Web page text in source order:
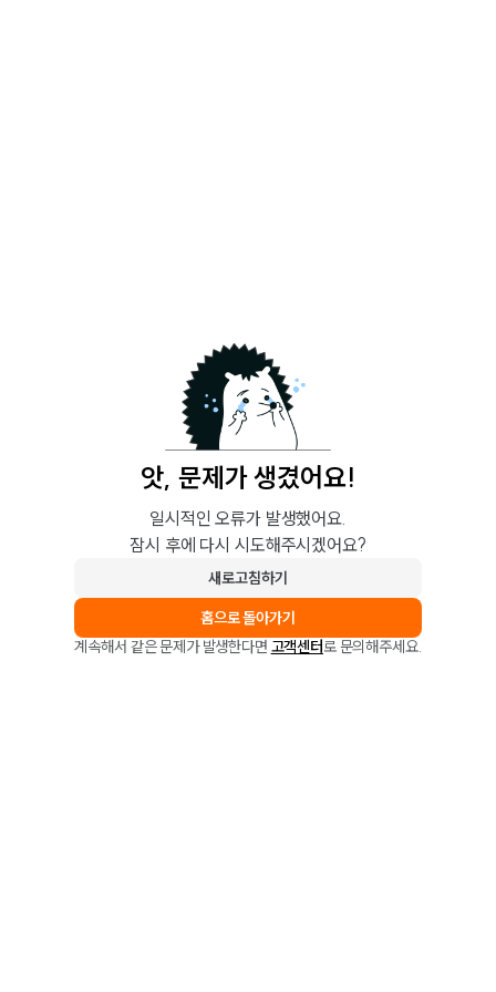
앗, 문제가 생겼어요!
일시적인 오류가 발생했어요.
잠시 후에 다시 시도해주시겠어요?
새로고침하기
홈으로 돌아가기
계속해서 같은 문제가 발생한다면 고객센터로 문의해주세요.